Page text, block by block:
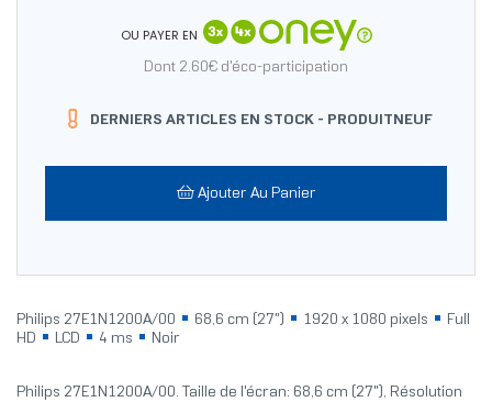
OU PAYER EN
Dont 2.60€ d'éco-participation
DERNIERS ARTICLES EN STOCK - PRODUITNEUF
Ajouter Au Panier
Philips 27E1N1200A/00 68,6 cm (27") 1920 x 1080 pixels
Full
HD
LCD 4 ms Noir
Philips 27E1N1200A/00. Taille de l'écran: 68,6 cm (27"), Résolution